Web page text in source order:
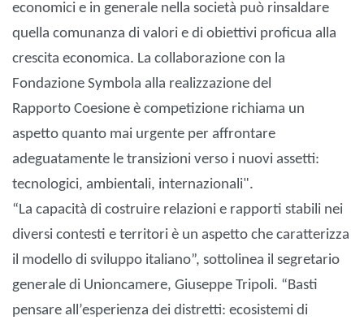
economici e in generale nella società può rinsaldare
quella comunanza di valori e di obiettivi proficua alla
crescita economica. La collaborazione con la
Fondazione Symbola alla realizzazione del
Rapporto Coesione è competizione richiama un
aspetto quanto mai urgente per affrontare
adeguatamente le transizioni verso i nuovi assetti:
tecnologici, ambientali, internazionali".
“La capacità di costruire relazioni e rapporti stabili nei
diversi contesti e territori è un aspetto che caratterizza
il modello di sviluppo italiano”, sottolinea il segretario
generale di Unioncamere, Giuseppe Tripoli. “Basti
pensare all’esperienza dei distretti: ecosistemi di